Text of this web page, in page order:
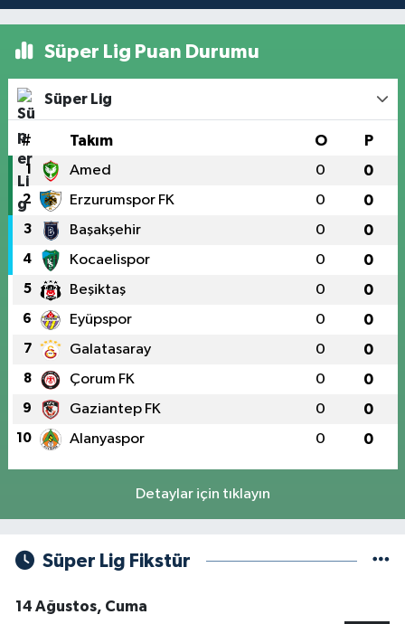
Süper Lig Puan Durumu
Süper Lig
# Takım O P
1 Amed 0 0
2 Erzurumspor FK 0 0
3 Başakşehir 0 0
4 Kocaelispor 0 0
5 Beşiktaş 0 0
6 Eyüpspor 0 0
7 Galatasaray 0 0
8 Çorum FK 0 0
9 Gaziantep FK 0 0
10 Alanyaspor 0 0
Detaylar için tıklayın
Süper Lig Fikstür
14 Ağustos, Cuma